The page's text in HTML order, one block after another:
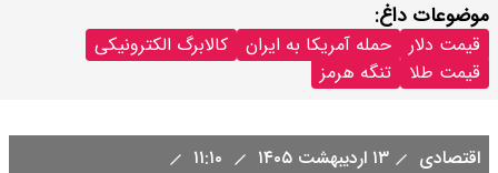
موضوعات داغ:
قیمت دلار حمله آمریکا به ایران
کالابرگ الکترونیکی
قیمت طلا
تنگه هرمز
اقتصادی ۱۳ اردیبهشت ۱۴۰۵